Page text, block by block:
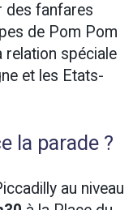
des fanfares
de Pom Pom
relation spéciale
et les Etats-
la parade ?
au niveau